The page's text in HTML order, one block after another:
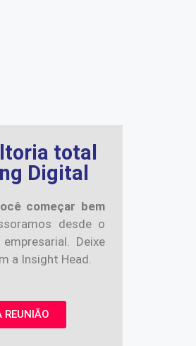
total
Digital
começar bem
desde o
Deixe
a Insight Head.
REUNIÃO